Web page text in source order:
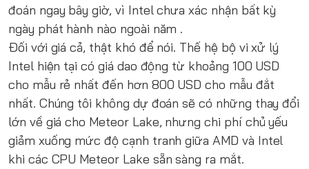
đoán ngay bây giờ, vì Intel chưa xác nhận bất kỳ
ngày phát hành nào ngoài năm .
Đối với giá cả, thật khó để nói. Thế hệ bộ vi xử lý
Intel hiện tại có giá dao động từ khoảng 100 USD
cho mẫu rẻ nhất đến hơn 800 USD cho mẫu đắt
nhất. Chúng tôi không dự đoán sẽ có những thay đổi
lớn về giá cho Meteor Lake, nhưng chi phí chủ yếu
giảm xuống mức độ cạnh tranh giữa AMD và Intel
khi các CPU Meteor Lake sẵn sàng ra mắt.